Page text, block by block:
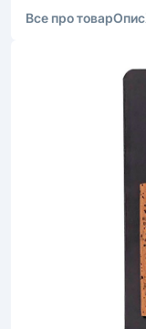
Все про товарОпис